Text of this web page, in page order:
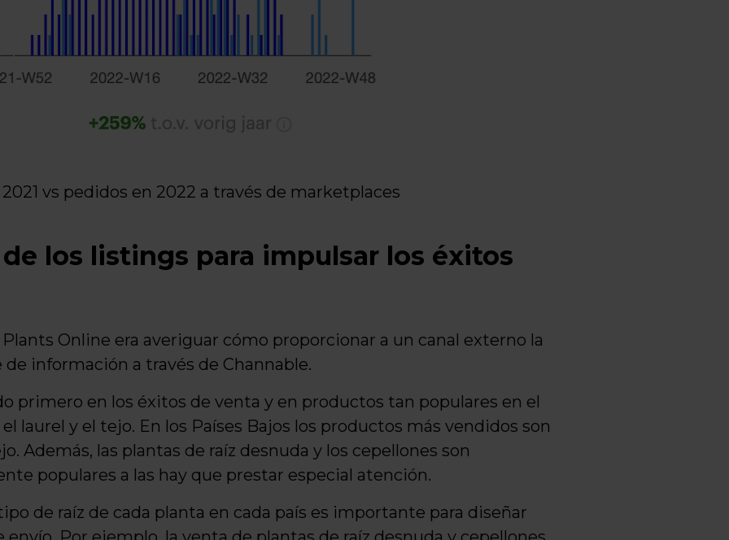
vs pedidos en 2022 a través de marketplaces
los listings para impulsar los éxitos
Online era averiguar cómo proporcionar a un canal externo la
información a través de Channable.
primero en los éxitos de venta y en productos tan populares en el
laurel y el tejo. En los Países Bajos los productos más vendidos son
Además, las plantas de raíz desnuda y los cepellones son
populares a las hay que prestar especial atención.
de raíz de cada planta en cada país es importante para diseñar